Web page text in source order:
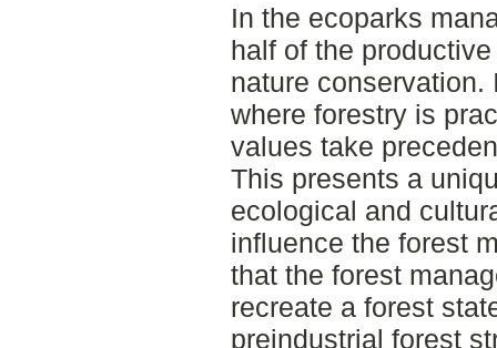
In the ecoparks
half of the
nature conservation.
where forestry is
values take
This presents a
ecological and
influence the forest
that the forest
recreate a forest
preindustrial forest